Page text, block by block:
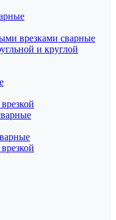
врезками сварные
и круглой